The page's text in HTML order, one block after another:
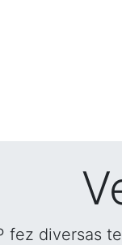
fez diversas